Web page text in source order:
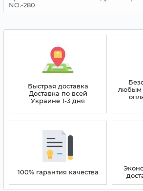
NO.-280
Быстрая доставка
Доставка по всей
Украине 1-3 дня
любым
100% гарантия качества